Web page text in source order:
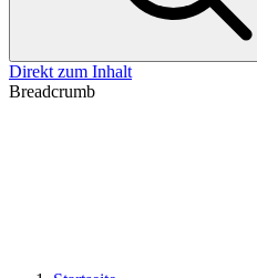
Direkt zum Inhalt
Breadcrumb